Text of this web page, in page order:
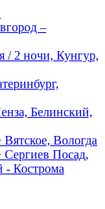
–
/ 2 ночи, Кунгур,
Белинский,
Вологда
Посад,
- Кострома